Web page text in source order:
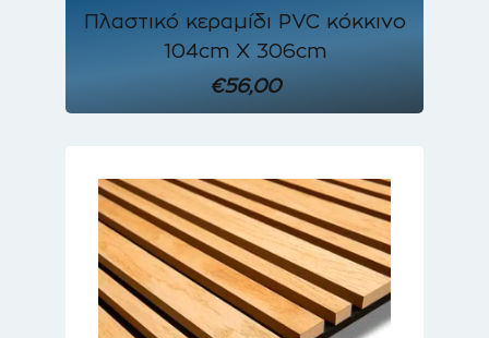
Πλαστικό κεραμίδι PVC κόκκινο
104cm Χ 306cm
€56,00